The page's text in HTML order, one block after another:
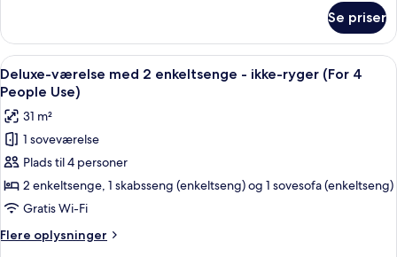
ryger
(For
3
People
Use)
værelse
med
2
enkeltsenge
ikke-
ryger
(For
3
People
Se priser
Indlæs
alle
billeder
af
Deluxe-
værelse
med
2
enkeltsenge
-
Et hotelværelse med to senge, et
7
Deluxe-værelse med 2 enkeltsenge - ikke-ryger (For 4
People Use)
31 m²
1 soveværelse
Plads til 4 personer
2 enkeltsenge, 1 skabsseng (enkeltseng) og 1 sovesofa (enkeltseng)
Gratis Wi-Fi
Flere oplysninger
Flere